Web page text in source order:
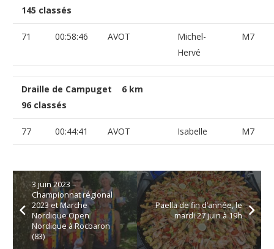
145 classés
71 00:58:46 AVOT
Michel-
Hervé
M7
Draille de Campuget 6 km
96 classés
77 00:44:41 AVOT Isabelle M7
3 juin 2023 –
Championnat régional
2023 et Marche
Nordique Open
Nordique à Rocbaron
(83)
Paella de fin d’année, le
mardi 27 juin à 19h